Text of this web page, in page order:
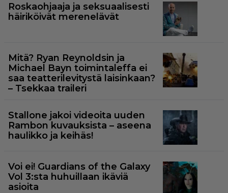
Roskaohjaaja ja seksuaalisesti
häiriköivät merenelävät
Mitä? Ryan Reynoldsin ja
Michael Bayn toimintaleffa ei
saa teatterilevitystä laisinkaan?
– Tsekkaa traileri
Stallone jakoi videoita uuden
Rambon kuvauksista – aseena
haulikko ja keihäs!
Voi ei! Guardians of the Galaxy
Vol 3:sta huhuillaan ikäviä
asioita